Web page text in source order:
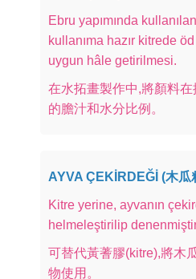
Ebru yapımında
kullanıma hazır kitrede
uygun hâle getirilmesi.
在水拓畫製作中,將顏料
的膽汁和水分比例。
AYVA ÇEKİRDEĞİ (木瓜
Kitre yerine, ayvanın
helmeleştirilip
可替代黃蓍膠(kitre),將木
物使用。